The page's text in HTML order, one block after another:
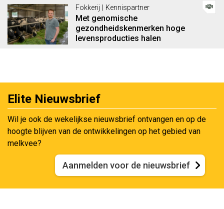
Fokkerij | Kennispartner
Met genomische
gezondheidskenmerken hoge
levensproducties halen
Elite Nieuwsbrief
Wil je ook de wekelijkse nieuwsbrief ontvangen en op de
hoogte blijven van de ontwikkelingen op het gebied van
melkvee?
Aanmelden voor de nieuwsbrief